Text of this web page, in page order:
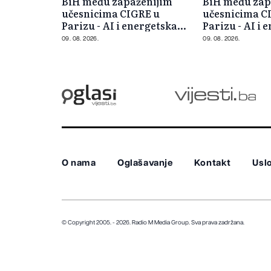
učesnicima CIGRE u
Parizu - AI i energetska
tranzicija u fokusu
09. 08. 2026.
učesnicima
Parizu - AI i
tranzicija u
09. 08. 2026.
O nama Oglašavanje Kontakt
© Copyright 2005. - 2026. Radio M Media Group. Sva prava zadržana.